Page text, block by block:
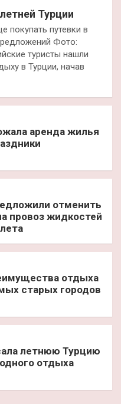
Турции
покупать путевки в
Фото:
туристы нашли
в Турции, начав
аренда жилья
отменить
провоз жидкостей
отдыха
старых городов
летнюю Турцию
отдыха